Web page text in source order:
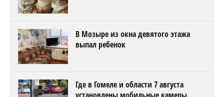
В Мозыре из окна девятого этажа
выпал ребенок
Где в Гомеле и области 7 августа